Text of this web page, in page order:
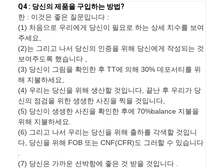
Q4 : 당신의 제품을 구입하는 방법?
한 : 이것은 좋은 질문입니다 :
(1) 처음으로 우리에게 당신이 필요로 하는 상세 치수를 보여
주세요,
(2)는 그리고 나서 당신의 인증을 위해 당신에게 작성되는 것
보여주도록 했습니다 ,
(3) 당신이 그림을 확인한 후 TT에 의해 30% 데포서티를 위
해 지불하세요,
(4) 우리는 당신을 위해 생산할 것입니다, 끝난 후 우리가 당
신의 점검을 위한 생생한 사진을 찍을 것입니다,
(5) 당신이 생생한 사진을 확인한 후에 70%balance 지불을
위해 지불하세요.
(6) 그리고 나서 우리는 당신을 위해 출하를 각색할 것입니
다, 당신을 위해 FOB 또는 CNF(CFR)도 그러할 수 있습니다
(7) 당신은 가까운 선박항에 좋은 것 받을 것입니다 .